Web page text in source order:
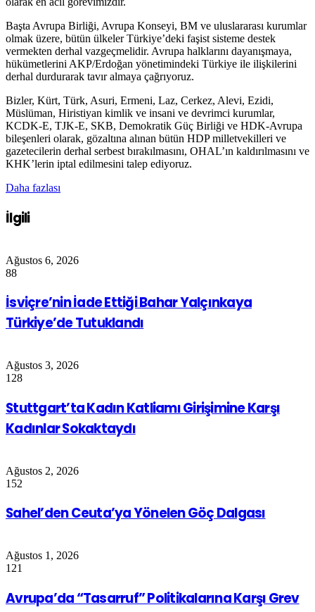
Başta Avrupa Birliği, Avrupa Konseyi, BM ve uluslararası kurumlar
olmak üzere, bütün ülkeler Türkiye’deki faşist sisteme destek
vermekten derhal vazgeçmelidir. Avrupa halklarını dayanışmaya,
hükümetlerini AKP/Erdoğan yönetimindeki Türkiye ile ilişkilerini
derhal durdurarak tavır almaya çağrıyoruz.
Bizler, Kürt, Türk, Asuri, Ermeni, Laz, Cerkez, Alevi, Ezidi,
Müslüman, Hiristiyan kimlik ve insani ve devrimci kurumlar,
KCDK-E, TJK-E, SKB, Demokratik Güç Birliği ve HDK-Avrupa
bileşenleri olarak, gözaltına alınan bütün HDP milletvekilleri ve
gazetecilerin derhal serbest bırakılmasını, OHAL’ın kaldırılmasını ve
KHK’lerin iptal edilmesini talep ediyoruz.
Daha fazlası
İlgili
Ağustos 6, 2026
88
İsviçre’nin İade Ettiği Bahar Yalçınkaya
Türkiye’de Tutuklandı
Ağustos 3, 2026
128
Stuttgart’ta Kadın Katliamı Girişimine Karşı
Kadınlar Sokaktaydı
Ağustos 2, 2026
152
Sahel’den Ceuta’ya Yönelen Göç Dalgası
Ağustos 1, 2026
121
Avrupa’da “Tasarruf” Politikalarına Karşı Grev